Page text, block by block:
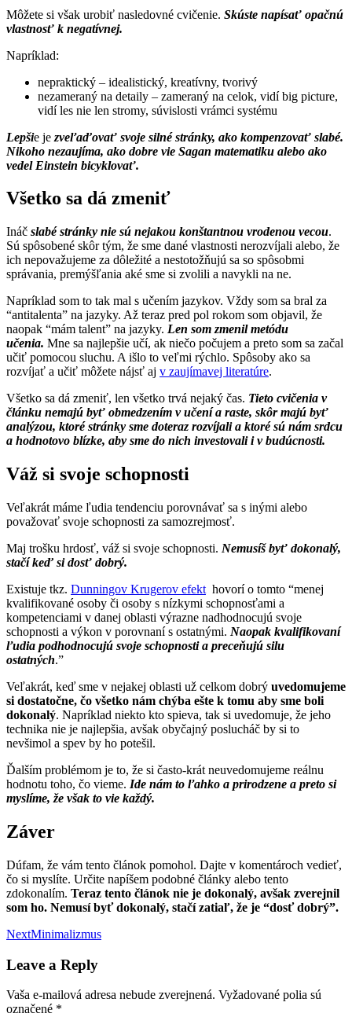
Môžete si však urobiť nasledovné cvičenie. Skúste napísať opačnú
vlastnosť k negatívnej.
Napríklad:
nepraktický – idealistický, kreatívny, tvorivý
nezameraný na detaily – zameraný na celok, vidí big picture,
vidí les nie len stromy, súvislosti vrámci systému
Lepšie je zveľaďovať svoje silné stránky, ako kompenzovať slabé.
Nikoho nezaujíma, ako dobre vie Sagan matematiku alebo ako
vedel Einstein bicyklovať.
Všetko sa dá zmeniť
Ináč slabé stránky nie sú nejakou konštantnou vrodenou vecou.
Sú spôsobené skôr tým, že sme dané vlastnosti nerozvíjali alebo, že
ich nepovažujeme za dôležité a nestotožňujú sa so spôsobmi
správania, premýšľania aké sme si zvolili a navykli na ne.
Napríklad som to tak mal s učením jazykov. Vždy som sa bral za
“antitalenta” na jazyky. Až teraz pred pol rokom som objavil, že
naopak “mám talent” na jazyky. Len som zmenil metódu
učenia. Mne sa najlepšie učí, ak niečo počujem a preto som sa začal
učiť pomocou sluchu. A išlo to veľmi rýchlo. Spôsoby ako sa
rozvíjať a učiť môžete nájsť aj v zaujímavej literatúre.
Všetko sa dá zmeniť, len všetko trvá nejaký čas. Tieto cvičenia v
článku nemajú byť obmedzením v učení a raste, skôr majú byť
analýzou, ktoré stránky sme doteraz rozvíjali a ktoré sú nám srdcu
a hodnotovo blízke, aby sme do nich investovali i v budúcnosti.
Váž si svoje schopnosti
Veľakrát máme ľudia tendenciu porovnávať sa s inými alebo
považovať svoje schopnosti za samozrejmosť.
Maj trošku hrdosť, váž si svoje schopnosti. Nemusíš byť dokonalý,
stačí keď si dosť dobrý.
Existuje tkz. Dunningov Krugerov efekt hovorí o tomto “menej
kvalifikované osoby či osoby s nízkymi schopnosťami a
kompetenciami v danej oblasti výrazne nadhodnocujú svoje
schopnosti a výkon v porovnaní s ostatnými. Naopak kvalifikovaní
ľudia podhodnocujú svoje schopnosti a preceňujú silu
ostatných.”
Veľakrát, keď sme v nejakej oblasti už celkom dobrý uvedomujeme
si dostatočne, čo všetko nám chýba ešte k tomu aby sme boli
dokonalý. Napríklad niekto kto spieva, tak si uvedomuje, že jeho
technika nie je najlepšia, avšak obyčajný poslucháč by si to
nevšimol a spev by ho potešil.
Ďalším problémom je to, že si často-krát neuvedomujeme reálnu
hodnotu toho, čo vieme. Ide nám to ľahko a prirodzene a preto si
myslíme, že však to vie každý.
Záver
Dúfam, že vám tento článok pomohol. Dajte v komentároch vedieť,
čo si myslíte. Určite napíšem podobné články alebo tento
zdokonalím. Teraz tento článok nie je dokonalý, avšak zverejnil
som ho. Nemusí byť dokonalý, stačí zatiaľ, že je “dosť dobrý”.
Post
navigation
NextMinimalizmus
Leave a Reply
Vaša e-mailová adresa nebude zverejnená. Vyžadované polia sú
označené *